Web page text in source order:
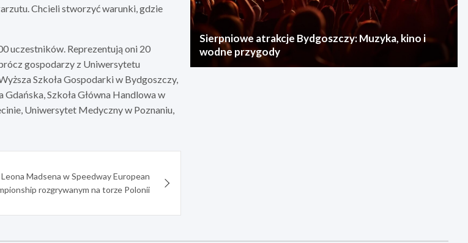
Chcieli stworzyć warunki, gdzie
uczestników. Reprezentują oni 20
gospodarzy z Uniwersytetu
Szkoła Gospodarki w Bydgoszczy,
Szkoła Główna Handlowa w
Uniwersytet Medyczny w Poznaniu,
Madsena w Speedway European
rozgrywanym na torze Polonii
Sierpniowe atrakcje Bydgoszczy: Muzyka, kino i
wodne przygody